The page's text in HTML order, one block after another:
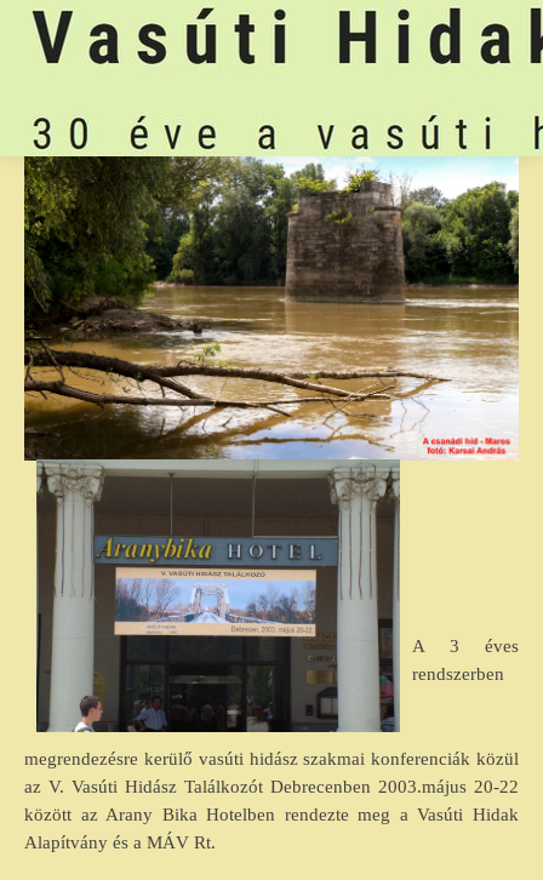
A 3 éves
rendszerben
megrendezésre kerülő vasúti hidász szakmai konferenciák közül
az V. Vasúti Hidász Találkozót Debrecenben 2003.május 20-22
között az Arany Bika Hotelben rendezte meg a Vasúti Hidak
Alapítvány és a MÁV Rt.